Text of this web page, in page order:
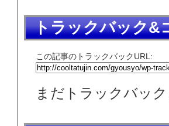
トラックバック&
この記事のトラックバックURL:
まだトラックバッ